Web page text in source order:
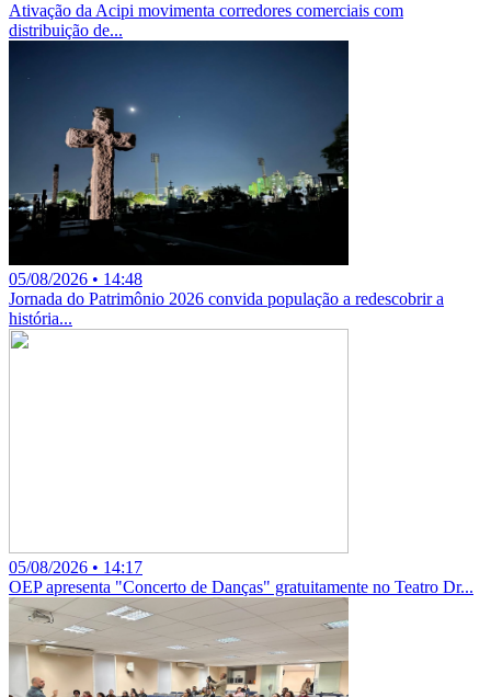
Ativação da Acipi movimenta corredores comerciais com
distribuição de...
05/08/2026 • 14:48
Jornada do Patrimônio 2026 convida população a redescobrir a
história...
05/08/2026 • 14:17
OEP apresenta "Concerto de Danças" gratuitamente no Teatro Dr...